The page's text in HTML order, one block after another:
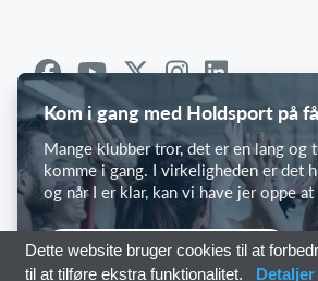
Kom i gang med Holdsport på
Mange klubber tror, det er en lang og
komme i gang. I virkeligheden er det
og når I er klar, kan vi have jer oppe
Kom i gang med Holdsport
Dette website bruger cookies til at
til at tilføre ekstra funktionalitet.
Detaljer